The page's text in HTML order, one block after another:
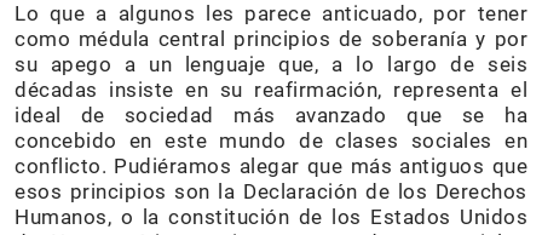
Lo que a algunos les parece anticuado, por tener
como médula central principios de soberanía y por
su apego a un lenguaje que, a lo largo de seis
décadas insiste en su reafirmación, representa el
ideal de sociedad más avanzado que se ha
concebido en este mundo de clases sociales en
conflicto. Pudiéramos alegar que más antiguos que
esos principios son la Declaración de los Derechos
Humanos, o la constitución de los Estados Unidos